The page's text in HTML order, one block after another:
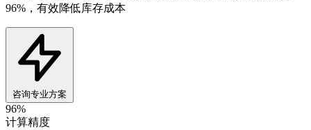
96%，有效降低库存成本
咨询专业方案
96%
计算精度